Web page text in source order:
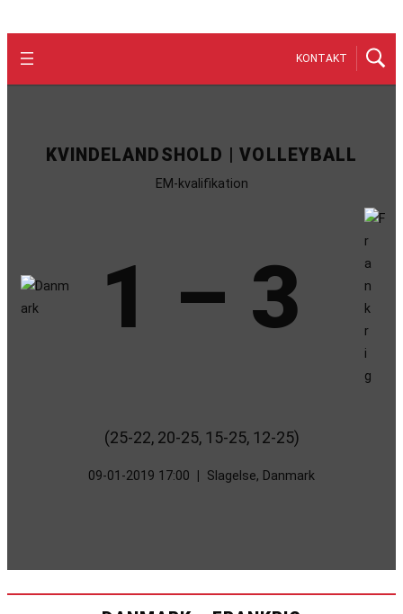
KONTAKT
KVINDELANDSHOLD | VOLLEYBALL
EM-kvalifikation
1 – 3
(25-22, 20-25, 15-25, 12-25)
09-01-2019 17:00 Slagelse, Danmark